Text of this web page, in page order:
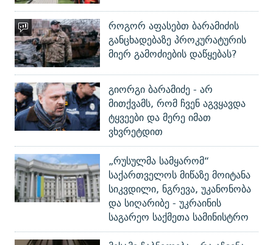
როგორ აფასებთ ბარამიძის
განცხადებაზე პროკურატურის
მიერ გამოძიების დაწყებას?
გიორგი ბარამიძე - არ
მითქვამს, რომ ჩვენ აგვყავდა
ტყვეები და მერე იმათ
ვხვრეტდით
„რუსულმა სამყარომ“
საქართველოს მიწაზე მოიტანა
სიკვდილი, ნგრევა, უკანონობა
და სიღარიბე - უკრაინის
საგარეო საქმეთა სამინისტრო